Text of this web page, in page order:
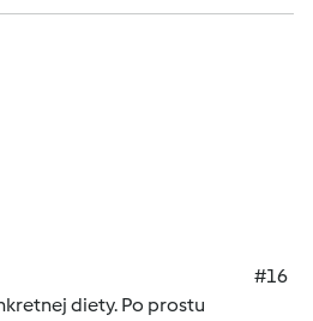
#16
diety. Po prostu